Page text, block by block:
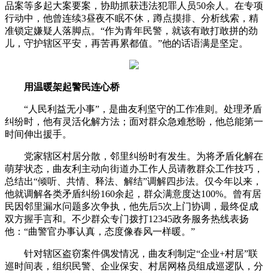
品案等多起大案要案，协助抓获违法犯罪人员50余人。在专项
行动中，他曾连续3昼夜不眠不休，蹲点摸排、分析线索，精
准锁定嫌疑人落脚点。“作为青年民警，就该有敢打敢拼的劲
儿，守护辖区平安，再苦再累都值。”他的话语满是坚定。
用温暖架起警民连心桥
“人民利益无小事”，是曲友利坚守的工作准则。处理矛盾
纠纷时，他有灵活化解方法；面对群众急难愁盼，他总能第一
时间伸出援手。
党家辖区村居分散，邻里纠纷时有发生。为将矛盾化解在
萌芽状态，曲友利主动向街道办工作人员请教群众工作技巧，
总结出“倾听、共情、释法、解结”调解四步法。仅今年以来，
他就调解各类矛盾纠纷160余起，群众满意度达100%。曾有居
民因邻里漏水问题多次争执，他先后5次上门协调，最终促成
双方握手言和。不少群众专门拨打12345政务服务热线表扬
他：“曲警官办事认真，态度像春风一样暖。”
针对辖区盗窃案件偶发情况，曲友利制定“企业+村居”联
巡时间表，组织民警、企业保安、村居网格员组成巡逻队，分